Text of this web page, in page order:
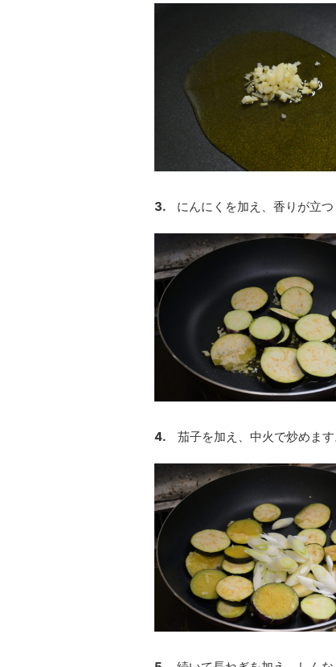
3. にんにくを加え、香りが立つ
4. 茄子を加え、中火で炒めます